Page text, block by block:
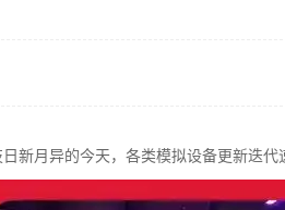
新月异的今天，各类模拟设备更新迭代